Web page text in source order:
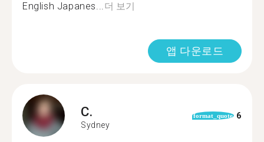
English Japanes...더 보기
앱 다운로드
C.
Sydney
format_quote 6